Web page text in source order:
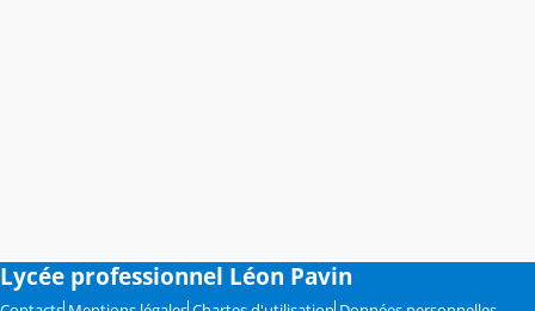
Lycée professionnel Léon Pavin